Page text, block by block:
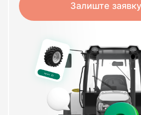
Залиште заявку